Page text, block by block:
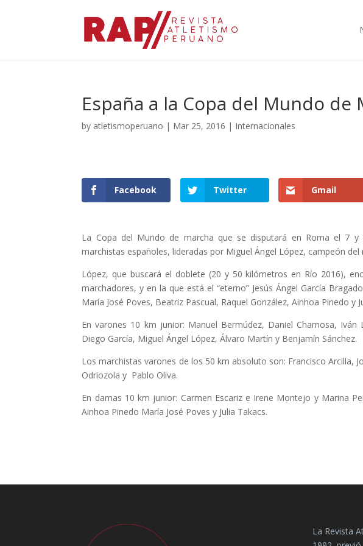
España a la Copa del Mundo de
by atletismoperuano | Mar 25, 2016 | Internacionales
Facebook Twitter Gmail
La Copa del Mundo de marcha que se disputará en Roma el 7
marchistas españoles, lideradas por Miguel Ángel López, campeón
López, que buscará el doblete (20 y 50 kilómetros en Río 2016),
marchadores, y en la que está el “eterno” Jesús Ángel García
María José Poves, Beatriz Pascual, Raquel González, Ainhoa Pinedo y
En varones 10 km junior: Manuel Bermúdez, Daniel Chamosa,
Diego García, Miguel Ángel López, Álvaro Martín y Benjamín Sánchez.
Los marchistas varones de los 50 km absoluto son: Francisco Arcilla,
Odriozola y Pablo Oliva.
En damas 10 km junior: Carmen Escariz e Irene Montejo y Marina
Ainhoa Pinedo María José Poves y Julia Takacs.
La Revista